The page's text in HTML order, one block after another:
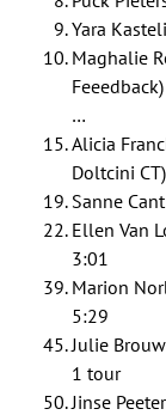
Yara
Maghalie
…
Alicia
Doltcini
Sanne
Ellen Van
3:01
Marion
5:29
Julie
1 tour
Jinse